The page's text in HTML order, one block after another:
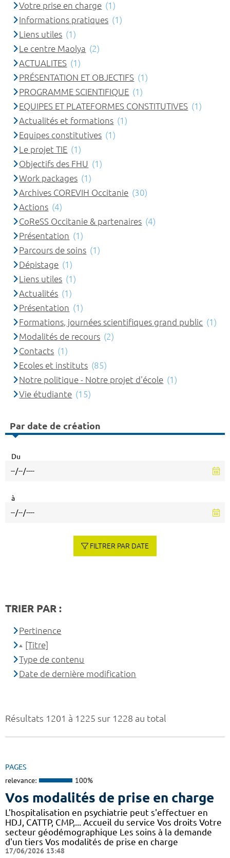
Résultats 1201 à 1225 sur 1228 au total
PAGES
relevance: 100%
Vos modalités de prise en charge
L'hospitalisation en psychiatrie peut s'effectuer en
HDJ, CATTP, CMP,... Accueil du service Vos droits Votre
secteur géodémographique Les soins à la demande
d'un tiers Vos modalités de prise en charge
17/06/2026 13:48
Votre prise en charge (1)
Informations pratiques (1)
Liens utiles (1)
Le centre Maolya (2)
ACTUALITES (1)
PRÉSENTATION ET OBJECTIFS (1)
PROGRAMME SCIENTIFIQUE (1)
EQUIPES ET PLATEFORMES CONSTITUTIVES (1)
Actualités et formations (1)
Equipes constitutives (1)
Le projet TIE (1)
Objectifs des FHU (1)
Work packages (1)
Archives COREVIH Occitanie (30)
Actions (4)
CoReSS Occitanie & partenaires (4)
Présentation (1)
Parcours de soins (1)
Dépistage (1)
Liens utiles (1)
Actualités (1)
Présentation (1)
Formations, journées scientifiques grand public (1)
Modalités de recours (2)
Contacts (1)
Ecoles et instituts (85)
Notre politique - Notre projet d'école (1)
Vie étudiante (15)
Par date de création
Du
à
FILTRER PAR DATE
TRIER PAR :
Pertinence
[Titre]
Type de contenu
Date de dernière modification